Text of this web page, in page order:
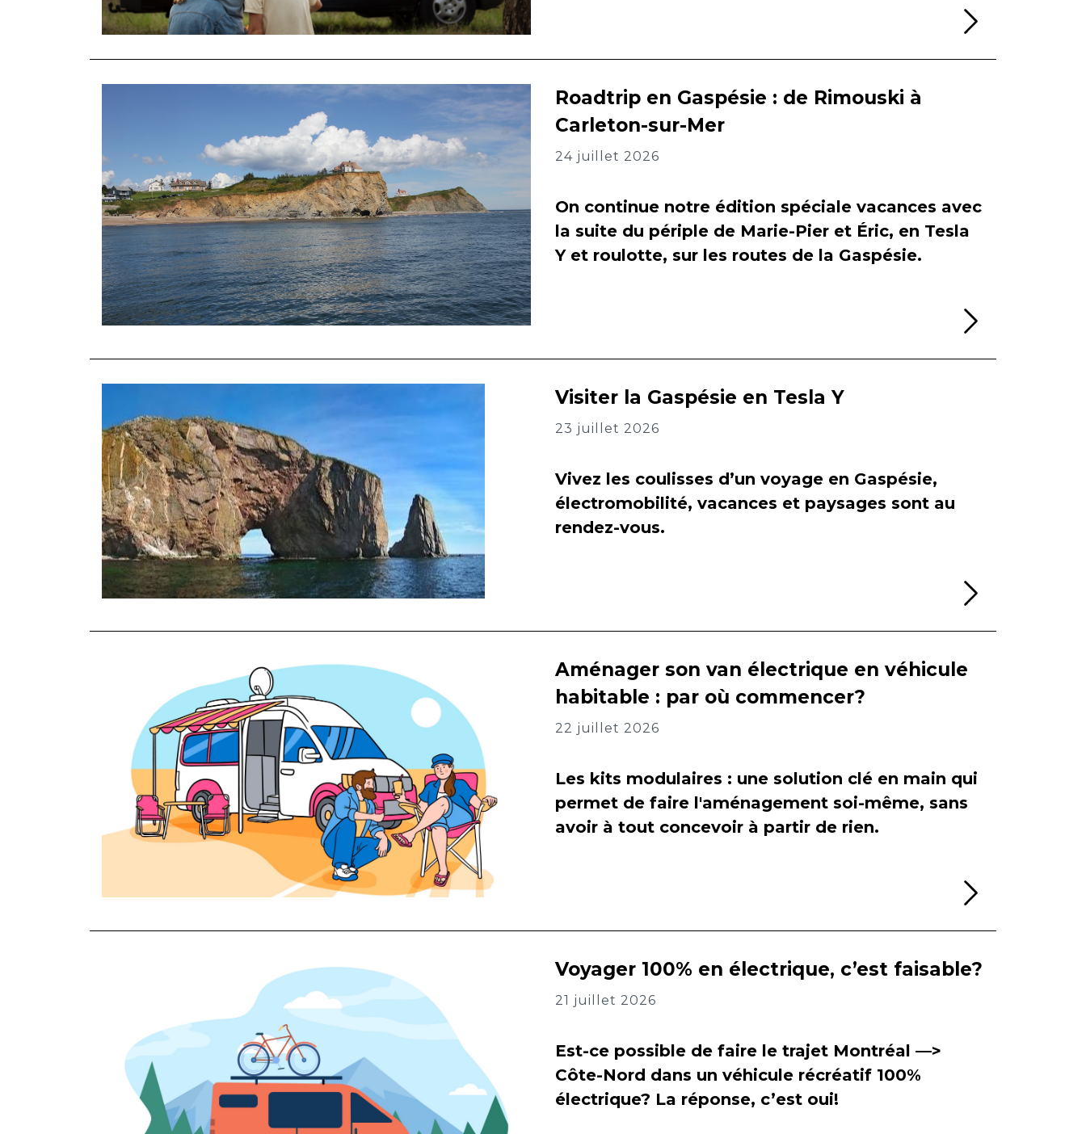
Roadtrip en Gaspésie : de Rimouski à
Carleton-sur-Mer
24 juillet 2026
On continue notre édition spéciale vacances avec
la suite du périple de Marie-Pier et Éric, en Tesla
Y et roulotte, sur les routes de la Gaspésie.
Visiter la Gaspésie en Tesla Y
23 juillet 2026
Vivez les coulisses d’un voyage en Gaspésie,
électromobilité, vacances et paysages sont au
rendez-vous.
Aménager son van électrique en véhicule
habitable : par où commencer?
22 juillet 2026
Les kits modulaires : une solution clé en main qui
permet de faire l'aménagement soi-même, sans
avoir à tout concevoir à partir de rien.
Voyager 100% en électrique, c’est faisable?
21 juillet 2026
Est-ce possible de faire le trajet Montréal —>
Côte-Nord dans un véhicule récréatif 100%
électrique? La réponse, c’est oui!